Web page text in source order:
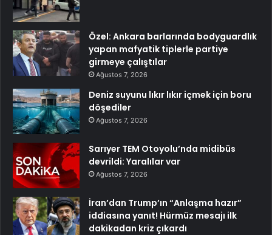
Özel: Ankara barlarında bodyguardlık
yapan mafyatik tiplerle partiye
girmeye çalıştılar
Ağustos 7, 2026
Deniz suyunu lıkır lıkır içmek için boru
döşediler
Ağustos 7, 2026
Sarıyer TEM Otoyolu’nda midibüs
devrildi: Yaralılar var
Ağustos 7, 2026
İran’dan Trump’ın “Anlaşma hazır”
iddiasına yanıt! Hürmüz mesajı ilk
dakikadan kriz çıkardı